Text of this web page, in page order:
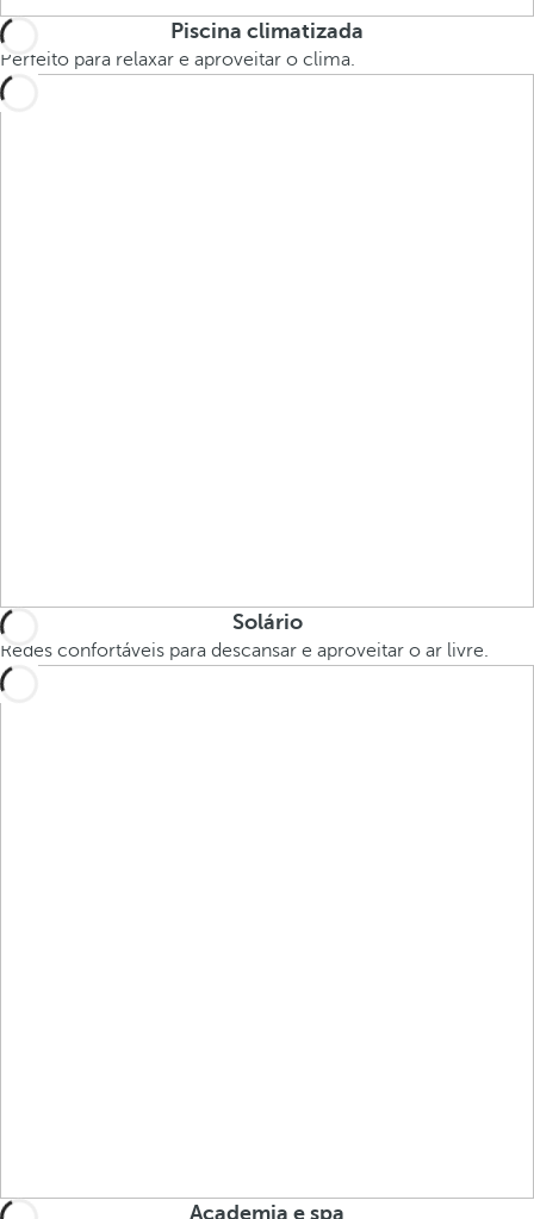
Piscina climatizada
Perfeito para relaxar e aproveitar o clima.
Solário
Redes confortáveis para descansar e aproveitar o ar livre.
Academia e spa